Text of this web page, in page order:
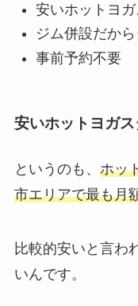
安いホットヨ
ジム併設だか
事前予約不要
安いホットヨガ
というのも、 ホッ
市エリアで最も月
比較的安いと言わ
いんです。